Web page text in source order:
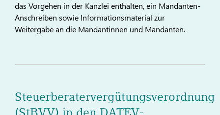
das Vorgehen in der Kanzlei enthalten, ein Mandanten-
Anschreiben sowie Informationsmaterial zur
Weitergabe an die Mandantinnen und Mandanten.
Steuerberatervergütungsverordnung
(StBVV) in den DATEV-